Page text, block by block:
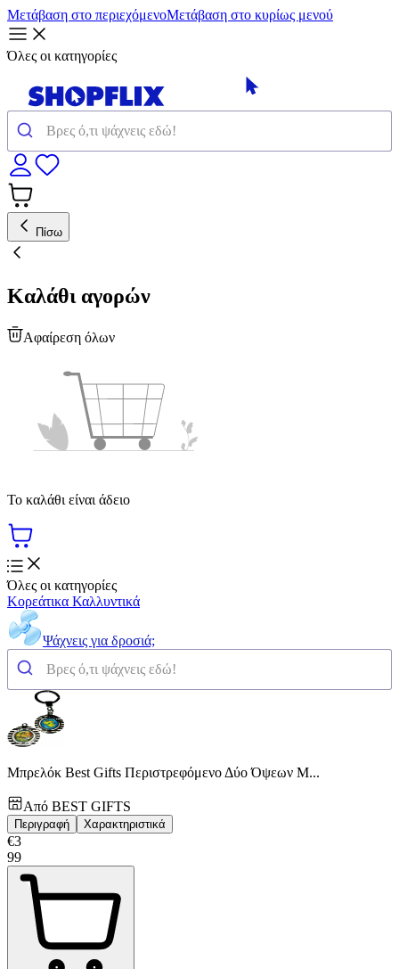
Μετάβαση στο περιεχόμενοΜετάβαση στο κυρίως μενού
Όλες οι κατηγορίες
Πίσω
Καλάθι αγορών
Αφαίρεση όλων
Το καλάθι είναι άδειο
Όλες οι κατηγορίες
Κορεάτικα Καλλυντικά
Ψάχνεις για δροσιά;
Μπρελόκ Best Gifts Περιστρεφόμενο Δύο Όψεων Μ...
Από BEST GIFTS
Περιγραφή Χαρακτηριστικά
€3
99